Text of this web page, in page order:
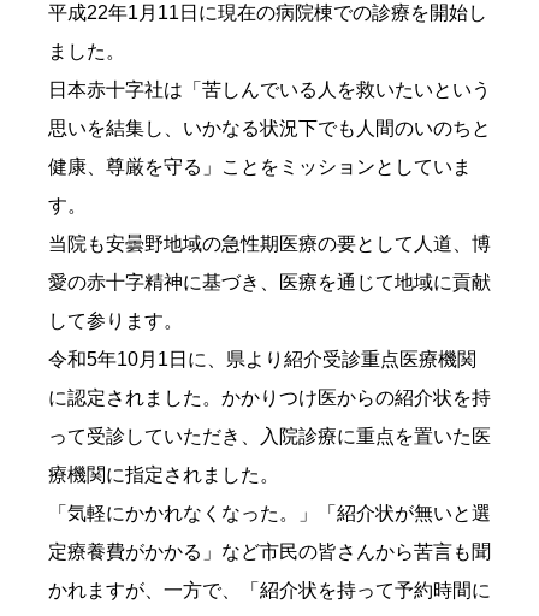
平成22年1月11日に現在の病院棟での診療を開始し
ました。
日本赤十字社は「苦しんでいる人を救いたいという
思いを結集し、いかなる状況下でも人間のいのちと
健康、尊厳を守る」ことをミッションとしていま
す。
当院も安曇野地域の急性期医療の要として人道、博
愛の赤十字精神に基づき、医療を通じて地域に貢献
して参ります。
令和5年10月1日に、県より紹介受診重点医療機関
に認定されました。かかりつけ医からの紹介状を持
って受診していただき、入院診療に重点を置いた医
療機関に指定されました。
「気軽にかかれなくなった。」「紹介状が無いと選
定療養費がかかる」など市民の皆さんから苦言も聞
かれますが、一方で、「紹介状を持って予約時間に